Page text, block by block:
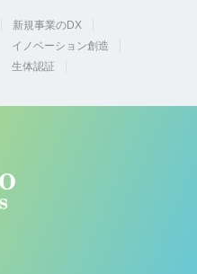
新規事業のDX
イノベーション創造
生体認証